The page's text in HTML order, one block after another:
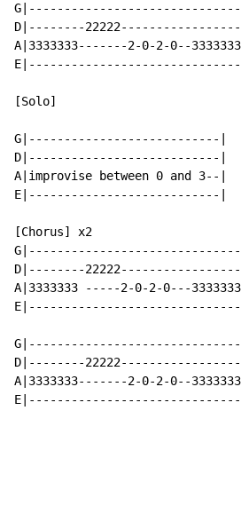
D|--------
A|3333333-------2-0-2-0--
[Solo]
G|---------------------------|
D|---------------------------|
A|improvise between 0 and 3--|
E|---------------------------|
[Chorus] x2
D|--------
A|3333333 -----2-0-2-0---
D|--------
A|3333333-------2-0-2-0--